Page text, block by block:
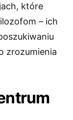
które
– ich
zrozumienia